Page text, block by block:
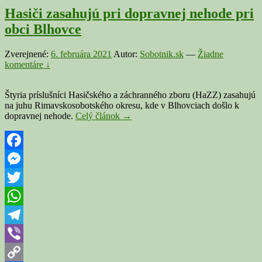
Hasiči zasahujú pri dopravnej nehode pri
obci Blhovce
Zverejnené: 6. februára 2021 Autor: Sobotnik.sk — Žiadne
komentáre ↓
Štyria príslušníci Hasičského a záchranného zboru (HaZZ) zasahujú
na juhu Rimavskosobotského okresu, kde v Blhovciach došlo k
dopravnej nehode. Celý článok Hasiči
→
Facebook
Messenger
Twitter
WhatsApp
Telegram
Viber